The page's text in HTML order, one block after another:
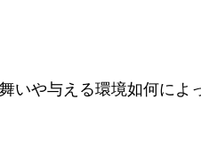
いや与える環境如何によ